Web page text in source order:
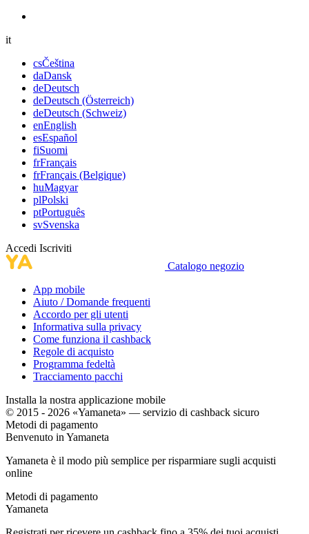
it
csČeština
daDansk
deDeutsch
deDeutsch (Österreich)
deDeutsch (Schweiz)
enEnglish
esEspañol
fiSuomi
frFrançais
frFrançais (Belgique)
huMagyar
plPolski
ptPortuguês
svSvenska
Accedi Iscriviti
Catalogo negozio
App mobile
Aiuto / Domande frequenti
Accordo per gli utenti
Informativa sulla privacy
Come funziona il cashback
Regole di acquisto
Programma fedeltà
Tracciamento pacchi
Installa la nostra applicazione mobile
© 2015 - 2026 «Yamaneta» — servizio di cashback sicuro
Metodi di pagamento
Benvenuto in Yamaneta
Yamaneta è il modo più semplice per risparmiare sugli acquisti
online
Metodi di pagamento
Yamaneta